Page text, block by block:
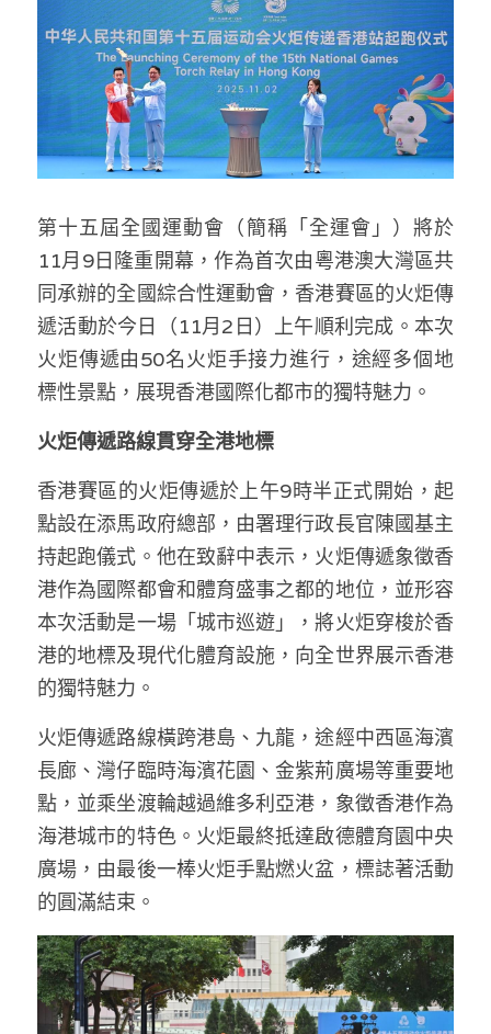
林伯強專欄
馮煒光專欄
趙處機專欄
KOL 精選
大衛sir專欄
曾子晴 - 晴深直說
龔靜儀大律師專欄
陳貴春大律師專欄
陳子遷律師專欄
羅浚軒專欄
溫志倫專欄
汪明欣專欄
張美雄專欄
莊豪鋒專欄
香港科技專上書院｜專欄
條款及細則
關於我們
第十五屆全國運動會（簡稱「全運會」）將於
11月9日隆重開幕，作為首次由粵港澳大灣區共
同承辦的全國綜合性運動會，香港賽區的火炬傳
遞活動於今日（11月2日）上午順利完成。本次
火炬傳遞由50名火炬手接力進行，途經多個地
標性景點，展現香港國際化都市的獨特魅力。
火炬傳遞路線貫穿全港地標
香港賽區的火炬傳遞於上午9時半正式開始，起
點設在添馬政府總部，由署理行政長官陳國基主
持起跑儀式。他在致辭中表示，火炬傳遞象徵香
港作為國際都會和體育盛事之都的地位，並形容
本次活動是一場「城市巡遊」，將火炬穿梭於香
港的地標及現代化體育設施，向全世界展示香港
的獨特魅力。
火炬傳遞路線橫跨港島、九龍，途經中西區海濱
長廊、灣仔臨時海濱花園、金紫荊廣場等重要地
點，並乘坐渡輪越過維多利亞港，象徵香港作為
海港城市的特色。火炬最終抵達啟德體育園中央
廣場，由最後一棒火炬手點燃火盆，標誌著活動
的圓滿結束。